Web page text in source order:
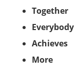
Together
Everybody
Achieves
More